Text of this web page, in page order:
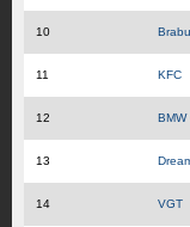
10
11 KFC
12 BMW
13
14 VGT